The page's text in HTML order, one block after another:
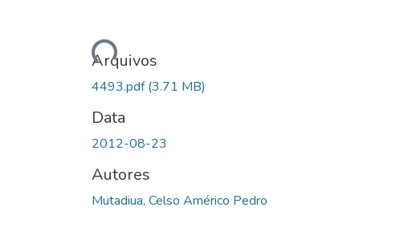
Carregando...
Arquivos
4493.pdf(3.71 MB)
Data
2012-08-23
Autores
Mutadiua, Celso Américo Pedro